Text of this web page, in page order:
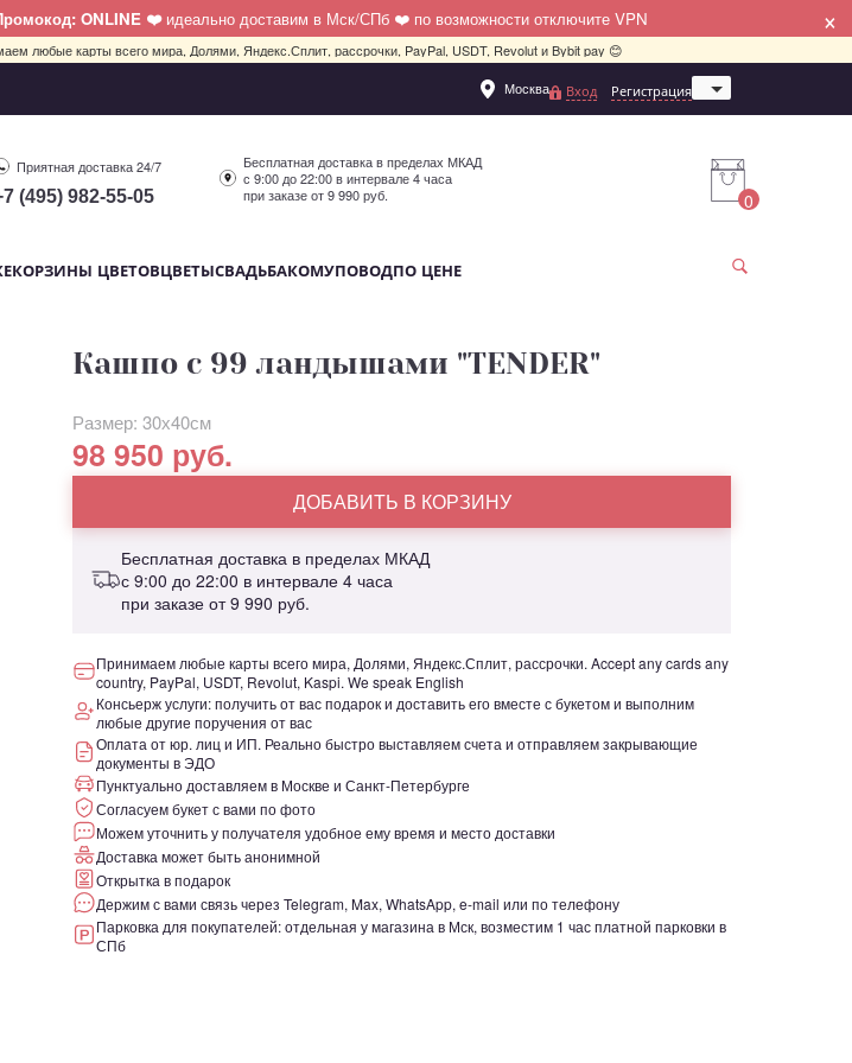
ONLINE ❤️ идеально доставим в Мск/СПб ❤️ по возможности отключите VPN ×
любые карты всего мира, Долями, Яндекс.Сплит, рассрочки, PayPal, USDT, Revolut и Bybit pay 😊
Москва
Санкт-Петербург
Вход Регистрация
Приятная доставка 24/7
(495) 982-55-05
Бесплатная доставка в пределах МКАД
с 9:00 до 22:00 в интервале 4 часа
при заказе от 9 990 руб.
0
КОРЗИНЫ ЦВЕТОВЦВЕТЫСВАДЬБАКОМУПОВОДПО ЦЕНЕ
Кашпо с 99 ландышами "TENDER"
Размер: 30х40см
98 950 руб.
ДОБАВИТЬ В КОРЗИНУ
Бесплатная доставка в пределах МКАД
с 9:00 до 22:00 в интервале 4 часа
при заказе от9 990 руб.
Принимаем любые карты всего мира, Долями, Яндекс.Сплит, рассрочки. Accept any cards any
country, PayPal, USDT, Revolut, Kaspi. We speak English
Консьерж услуги: получить от вас подарок и доставить его вместе с букетом и выполним
любые другие поручения от вас
Оплата от юр. лиц и ИП. Реально быстро выставляем счета и отправляем закрывающие
документы в ЭДО
Пунктуально доставляем в Москве и Санкт-Петербурге
Согласуем букет с вами по фото
Можем уточнить у получателя удобное ему время и место доставки
Доставка может быть анонимной
Открытка в подарок
Держим с вами связь через Telegram, Max, WhatsApp, e-mail или по телефону
Парковка для покупателей: отдельная у магазина в Мск, возместим 1 час платной парковки в
СПб